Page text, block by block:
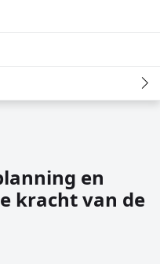
en
kracht van de